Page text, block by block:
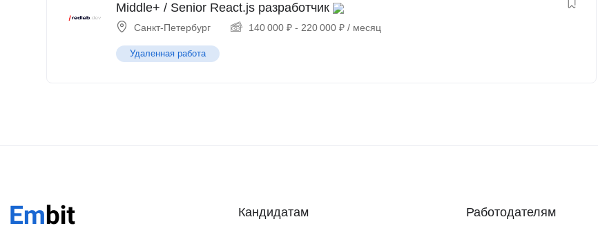
Middle+ / Senior React.js разработчик
Санкт-Петербург 140 000 ₽ - 220 000 ₽ / месяц
Удаленная работа
Кандидатам Работодателям